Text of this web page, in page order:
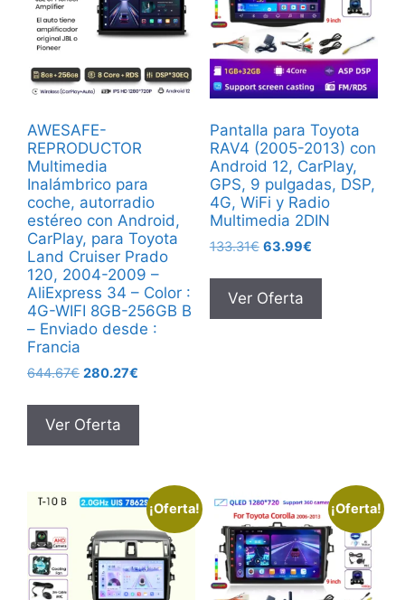
AWESAFE-
REPRODUCTOR
Multimedia
Inalámbrico para
coche, autorradio
estéreo con Android,
CarPlay, para Toyota
Land Cruiser Prado
120, 2004-2009 –
AliExpress 34 – Color :
4G-WIFI 8GB-256GB B
– Enviado desde :
Francia
644.67€ El
original
era:
644.67€.
280.27€
actual
280.27€.
Ver Oferta
Pantalla para Toyota
RAV4 (2005-2013) con
Android 12, CarPlay,
GPS, 9 pulgadas, DSP,
4G, WiFi y Radio
Multimedia 2DIN
133.31€ El
original
era:
133.31€.
63.99€El
actual
63.99€.
Ver Oferta
¡Oferta! ¡Oferta!